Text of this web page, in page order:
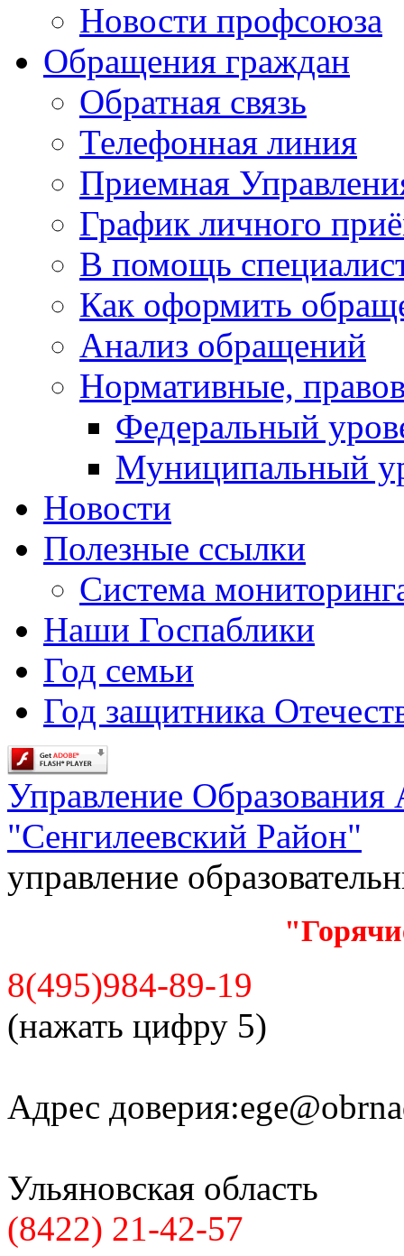
Новости профсоюза
Обращения граждан
Обратная связь
Телефонная линия
Приемная
График личного
В помощь
Как оформить
Анализ обращений
Нормативные,
Федеральный
Муниципальный
Новости
Полезные ссылки
Система
Наши Госпаблики
Год семьи
Год защитника
Управление
"Сенгилеевский Район"
управление
8(495)984-89-19
(нажать цифру 5)
Адрес доверия:
Ульяновская область
(8422) 21-42-57